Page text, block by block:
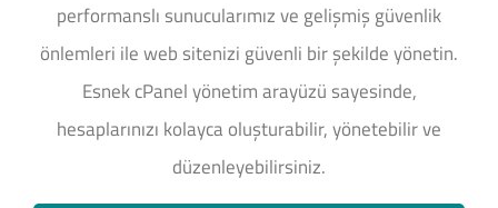
performanslı sunucularımız ve gelişmiş güvenlik
önlemleri ile web sitenizi güvenli bir şekilde yönetin.
Esnek cPanel yönetim arayüzü sayesinde,
hesaplarınızı kolayca oluşturabilir, yönetebilir ve
düzenleyebilirsiniz.